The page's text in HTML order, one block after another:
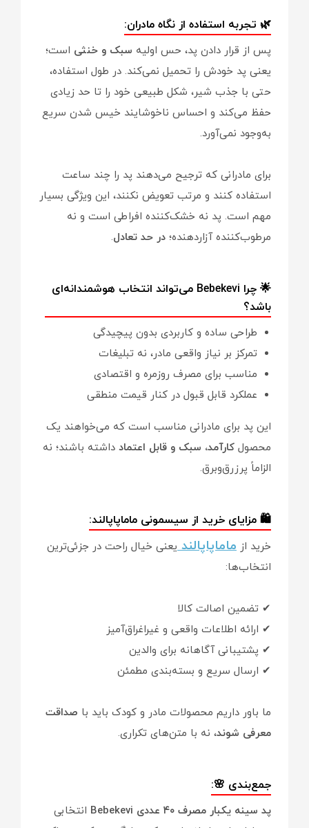
🌿 تجربه استفاده از نگاه مادران:
پس از قرار دادن پد، حس اولیه سبک و خنثی است؛
یعنی پد خودش را تحمیل نمی‌کند. در طول استفاده،
حتی با جذب شیر، شکل طبیعی خود را تا حد زیادی
حفظ می‌کند و احساس ناخوشایند خیس شدن سریع
به‌وجود نمی‌آورد.
برای مادرانی که ترجیح می‌دهند پد را چند ساعت
استفاده کنند و مرتب تعویض نکنند، این ویژگی بسیار
مهم است. پد نه خشک‌کننده افراطی است و نه
مرطوب‌کننده آزاردهنده؛ در حد تعادل.
🌟 چرا Bebekevi می‌تواند انتخاب هوشمندانه‌ای
باشد؟
طراحی ساده و کاربردی بدون پیچیدگی
تمرکز بر نیاز واقعی مادر، نه تبلیغات
مناسب برای مصرف روزمره و اقتصادی
عملکرد قابل قبول در کنار قیمت منطقی
این پد برای مادرانی مناسب است که می‌خواهند یک
محصول کارآمد، سبک و قابل اعتماد داشته باشند؛ نه
الزاماً پرزرق‌وبرق.
🛍️ مزایای خرید از سیسمونی ماماپاپالند:
خرید از ماماپاپالندیعنی خیال راحت در جزئی‌ترین
انتخاب‌ها:
✔ تضمین اصالت کالا
✔ ارائه اطلاعات واقعی و غیراغراق‌آمیز
✔ پشتیبانی آگاهانه برای والدین
✔ ارسال سریع و بسته‌بندی مطمئن
ما باور داریم محصولات مادر و کودک باید با صداقت
معرفی شوند، نه با متن‌های تکراری.
جمع‌بندی 🌸:
پد سینه یکبار مصرف ۴۰ عددی Bebekevi
انتخابی